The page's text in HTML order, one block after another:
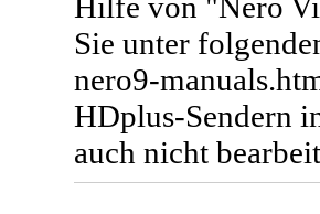
Sie unter
nero9-
HDplus-Sendern
auch nicht